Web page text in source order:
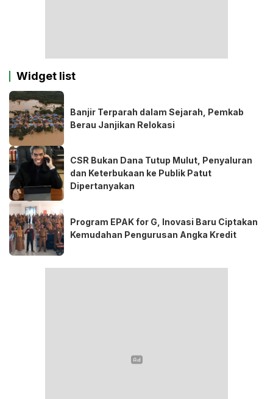
Widget list
Banjir Terparah dalam Sejarah, Pemkab
Berau Janjikan Relokasi
CSR Bukan Dana Tutup Mulut, Penyaluran
dan Keterbukaan ke Publik Patut
Dipertanyakan
Program EPAK for G, Inovasi Baru Ciptakan
Kemudahan Pengurusan Angka Kredit